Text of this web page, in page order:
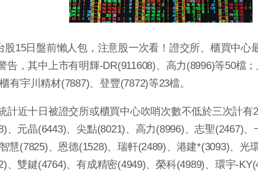
股15日盤前懶人包，注意股一次看！證交所、櫃買中
告，其中上市有明輝-DR(911608)、高力(8996)等50檔
有宇川精材(7887)、登豐(7872)等23檔。
計近十日被證交所或櫃買中心吹哨次數不低於三次計有
、元晶(6443)、尖點(8021)、高力(8996)、志聖(2467)
慧(7825)、恩德(1528)、瑞軒(2489)、港建*(3093)、光
、雙鍵(4764)、有成精密(4949)、榮科(4989)、環宇-